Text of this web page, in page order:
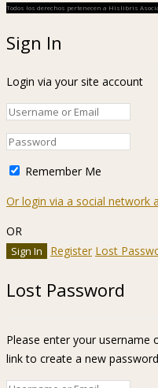
Todos los derechos pertenecen a Hislibris
Sign In
Login via your site account
Remember Me
Or login via a social network
OR
Register Lost
Lost Password
Please enter your username
link to create a new